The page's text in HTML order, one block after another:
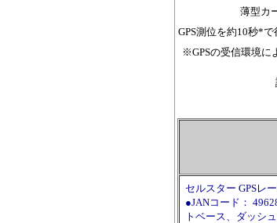
薄型カ
GPS測位を約10秒*
※GPSの受信環境に
セルスター GPSレ
●JANコード：
トベース、ダッシ